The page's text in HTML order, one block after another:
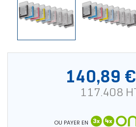
140,89 €
117.408 HT
OU PAYER EN